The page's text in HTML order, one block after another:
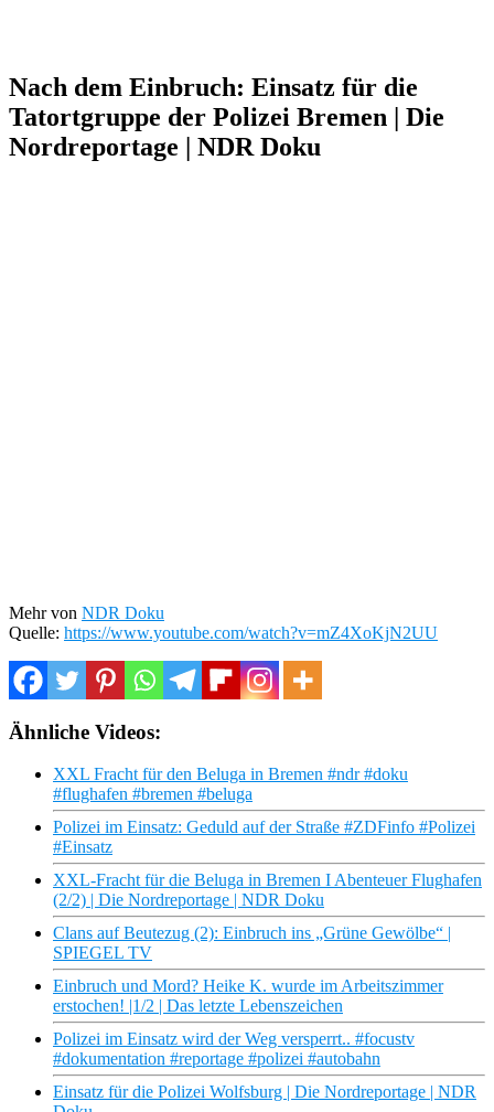
Nach dem Einbruch: Einsatz für die
Tatortgruppe der Polizei Bremen | Die
Nordreportage | NDR Doku
Mehr von NDR Doku
Quelle: https://www.youtube.com/watch?v=mZ4XoKjN2UU
Ähnliche Videos:
XXL Fracht für den Beluga in Bremen #ndr #doku
#flughafen #bremen #beluga
Polizei im Einsatz: Geduld auf der Straße #ZDFinfo #Polizei
#Einsatz
XXL-Fracht für die Beluga in Bremen I Abenteuer Flughafen
(2/2) | Die Nordreportage | NDR Doku
Clans auf Beutezug (2): Einbruch ins „Grüne Gewölbe“ |
SPIEGEL TV
Einbruch und Mord? Heike K. wurde im Arbeitszimmer
erstochen! |1/2 | Das letzte Lebenszeichen
Polizei im Einsatz wird der Weg versperrt.. #focustv
#dokumentation #reportage #polizei #autobahn
Einsatz für die Polizei Wolfsburg | Die Nordreportage | NDR